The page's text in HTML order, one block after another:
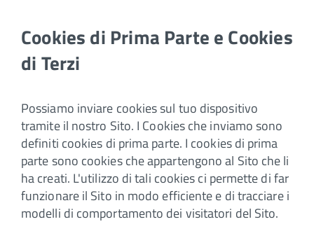
Cookies di Prima Parte e Cookies
di Terzi
Possiamo inviare cookies sul tuo dispositivo
tramite il nostro Sito. I Cookies che inviamo sono
definiti cookies di prima parte. I cookies di prima
parte sono cookies che appartengono al Sito che li
ha creati. L'utilizzo di tali cookies ci permette di far
funzionare il Sito in modo efficiente e di tracciare i
modelli di comportamento dei visitatori del Sito.